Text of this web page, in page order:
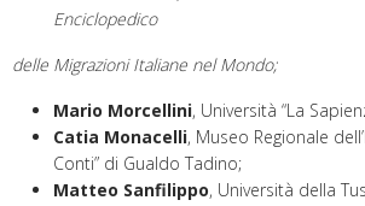
Enciclopedico
delle Migrazioni Italiane nel Mondo;
Mario Morcellini, Università “La
Catia Monacelli, Museo Regionale
Conti” di Gualdo Tadino;
Matteo Sanfilippo, Università della